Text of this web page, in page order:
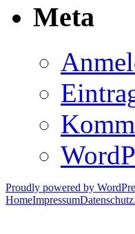
Meta
Proudly powered by
HomeImpressumDatenschutz